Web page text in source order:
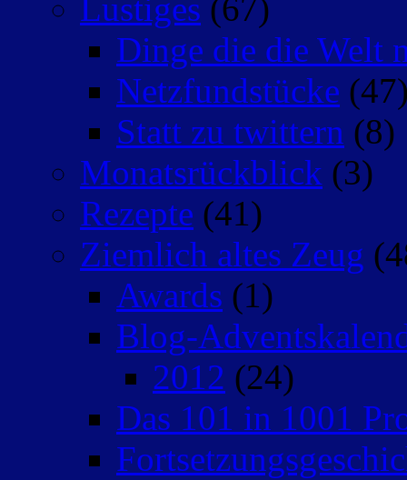
Lustiges (67)
Dinge die die Welt
Netzfundstücke
Statt zu twittern (8)
Monatsrückblick (3)
Rezepte (41)
Ziemlich altes Zeug
Awards (1)
Blog-
2012 (24)
Das 101 in 1001